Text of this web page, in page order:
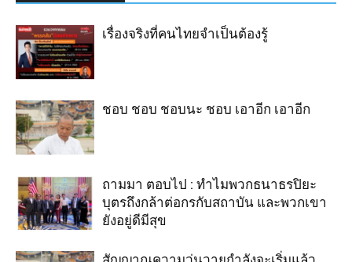
เรื่องจริงที่คนไทยจำเป็นต้องรู้
ชอบ ชอบ ชอบนะ ชอบ เอาอีก เอาอีก
ถามมา ตอบไป : ทำไมพวกธนาธรปิยะ
บุตรถึงกล้าต่อกรกับสถาบัน และพวกเขา
ยังอยู่ดีมีสุข